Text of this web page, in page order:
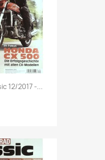
12/2017 -...